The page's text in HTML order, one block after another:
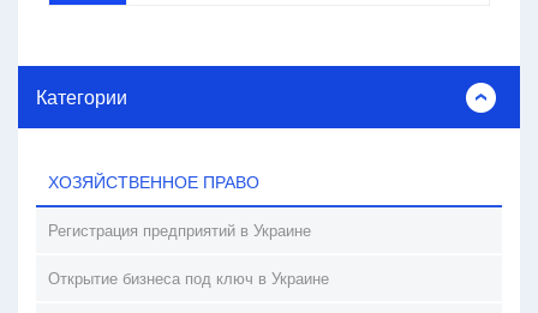
Категории
ХОЗЯЙСТВЕННОЕ ПРАВО
Регистрация предприятий в Украине
Открытие бизнеса под ключ в Украине